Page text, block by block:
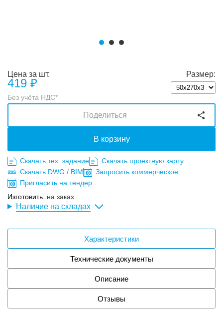
Размер:
Цена за шт.
419 ₽
Без учёта НДС*
Изготовить: на заказ
В корзину
Поделиться
Скачать тех. задание
Скачать проектную карту
Скачать DWG / BIM
Запросить коммерческое
Пригласить на тендер
Наличие на складах
Характеристики
Технические документы
Описание
Отзывы